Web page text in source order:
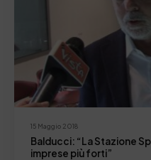
15 Maggio 2018
Balducci: “La Stazione
imprese più forti”